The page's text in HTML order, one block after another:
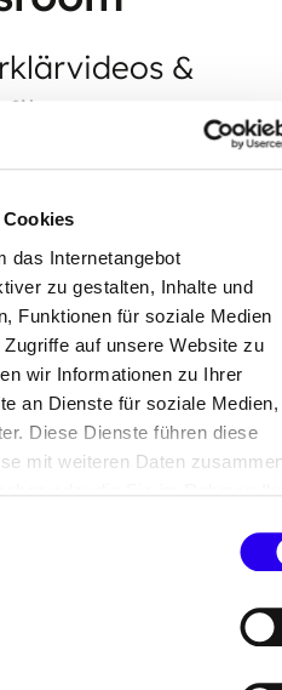
das Internetangebot
zu gestalten, Inhalte und
Funktionen für soziale Medien
auf unsere Website zu
wir Informationen zu Ihrer
an Dienste für soziale Medien,
Diese Dienste führen diese
mit weiteren Daten
&
Meldungen,
und ESC-Kurzfilme
Gerne vermitteln wir
Kompetenzzentrums
und -partner zu
Contracting und
Gebäudesektors.
oder
contracting(at)dena.de